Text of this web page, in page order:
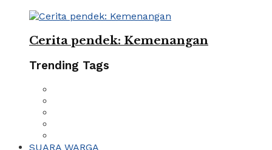
Cerita pendek: Kemenangan
Trending Tags
SUARA WARGA